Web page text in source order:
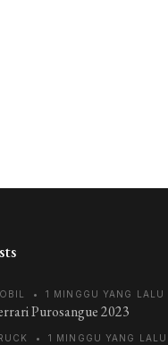
• 1 MINGGU YANG LALU
Purosangue 2023
• 1 MINGGU YANG LALU